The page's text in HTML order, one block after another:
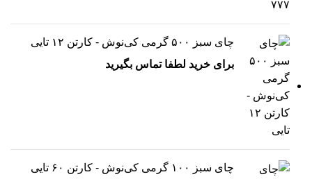
چای سبز ۵۰۰ گرمی کی‌نوش - کارتن ۱۲ تایی
برای خرید لطفا تماس بگیرید
چای سبز ۱۰۰ گرمی کی‌نوش - کارتن ۶۰ تایی